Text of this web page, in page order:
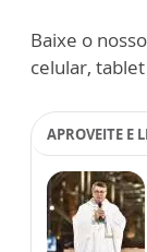
Baixe o
celular,
APROVEITE E